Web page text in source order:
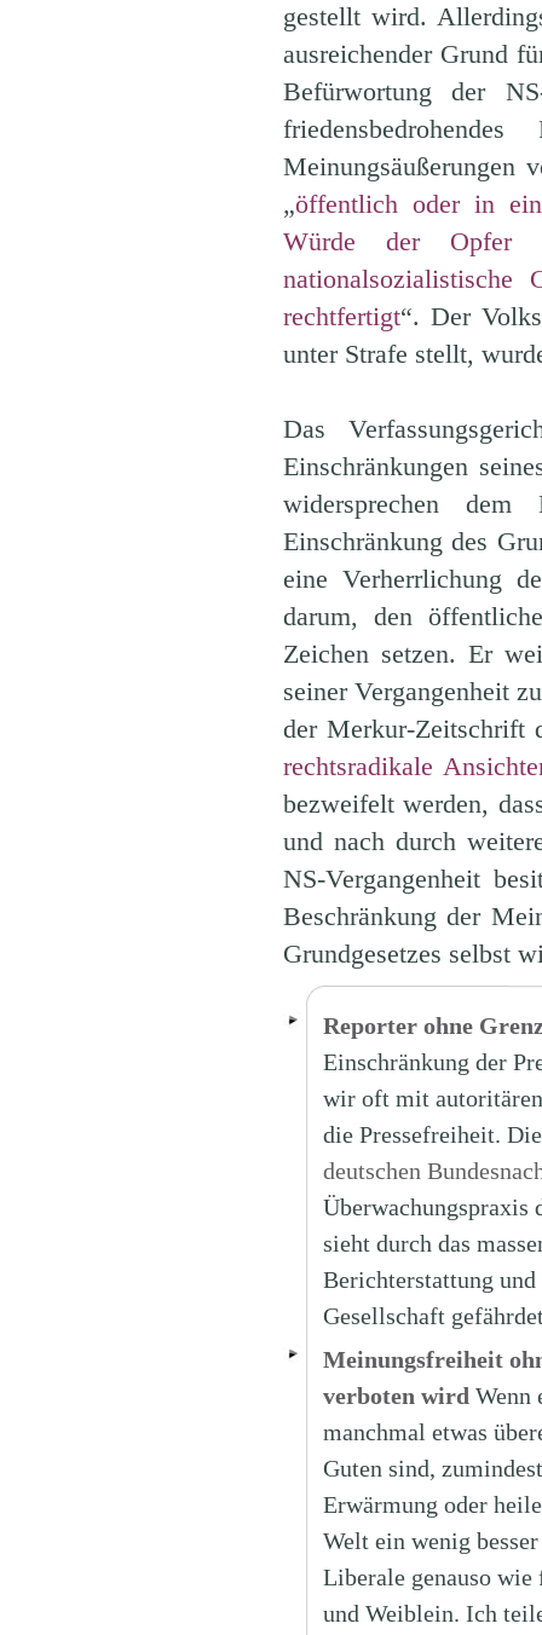
gestellt wird.
ausreichender Grund
Befürwortung der
Meinungsäußerungen
„öffentlich oder in
Würde der Opfer
rechtfertigt“. Der
unter Strafe stellt,
Das
Einschränkungen
widersprechen dem
Einschränkung des
eine Verherrlichung
darum, den
Zeichen setzen. Er
seiner Vergangenheit
der Merkur-Zeitschrift
rechtsradikale
bezweifelt werden,
und nach durch
NS-Vergangenheit
Beschränkung der
Grundgesetzes selbst
Reporter ohne
Einschränkung der
wir oft mit autoritären
die Pressefreiheit.
deutschen
Überwachungspraxis
sieht durch das
Berichterstattung
Gesellschaft
Meinungsfreiheit
verboten wird Wenn
manchmal etwas
Guten sind,
Erwärmung oder
Welt ein wenig
Liberale genauso
und Weiblein. Ich